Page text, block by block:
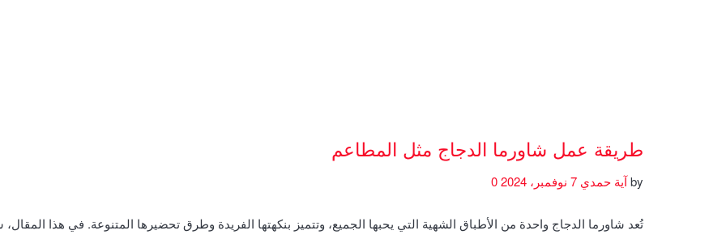
طريقة عمل شاورما الدجاج مثل المطاعم
byآية حمدي
تُعد شاورما الدجاج واحدة من الأطباق الشهية التي يحبها الجميع، وتتميز بنكهتها الفريدة وطرق تحضيرها المتنوعة. في هذا